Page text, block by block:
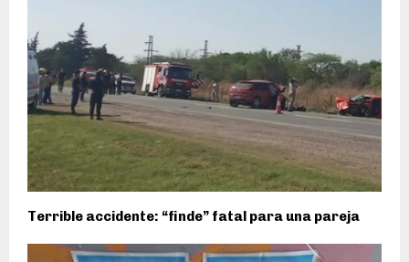
Terrible accidente: “finde” fatal para una pareja